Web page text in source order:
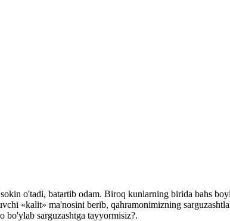
o'tadi, batartib odam. Biroq kunlarning birida bahs
«kalit» ma'nosini berib, qahramonimizning
bo'ylab sarguzashtga tayyormisiz?.